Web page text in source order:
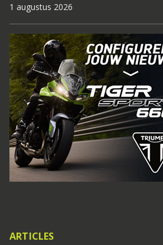
1 augustus 2026
ARTICLES